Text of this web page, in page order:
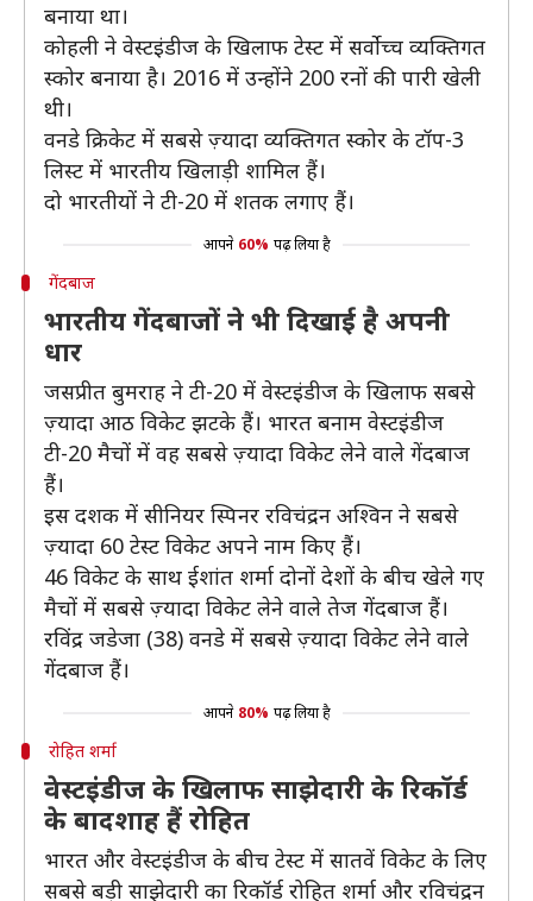
बनाया था।
कोहली ने वेस्टइंडीज के खिलाफ टेस्ट में सर्वोच्च व्यक्तिगत
स्कोर बनाया है। 2016 में उन्होंने 200 रनों की पारी खेली
थी।
वनडे क्रिकेट में सबसे ज़्यादा व्यक्तिगत स्कोर के टॉप-3
लिस्ट में भारतीय खिलाड़ी शामिल हैं।
दो भारतीयों ने टी-20 में शतक लगाए हैं।
आपने 60% पढ़ लिया है
गेंदबाज
भारतीय गेंदबाजों ने भी दिखाई है अपनी
धार
जसप्रीत बुमराह ने टी-20 में वेस्टइंडीज के खिलाफ सबसे
ज़्यादा आठ विकेट झटके हैं। भारत बनाम वेस्टइंडीज
टी-20 मैचों में वह सबसे ज़्यादा विकेट लेने वाले गेंदबाज
हैं।
इस दशक में सीनियर स्पिनर रविचंद्रन अश्विन ने सबसे
ज़्यादा 60 टेस्ट विकेट अपने नाम किए हैं।
46 विकेट के साथ ईशांत शर्मा दोनों देशों के बीच खेले गए
मैचों में सबसे ज़्यादा विकेट लेने वाले तेज गेंदबाज हैं।
रविंद्र जडेजा (38) वनडे में सबसे ज़्यादा विकेट लेने वाले
गेंदबाज हैं।
आपने 80% पढ़ लिया है
रोहित शर्मा
वेस्टइंडीज के खिलाफ साझेदारी के रिकॉर्ड
के बादशाह हैं रोहित
भारत और वेस्टइंडीज के बीच टेस्ट में सातवें विकेट के लिए
सबसे बड़ी साझेदारी का रिकॉर्ड रोहित शर्मा और रविचंद्रन